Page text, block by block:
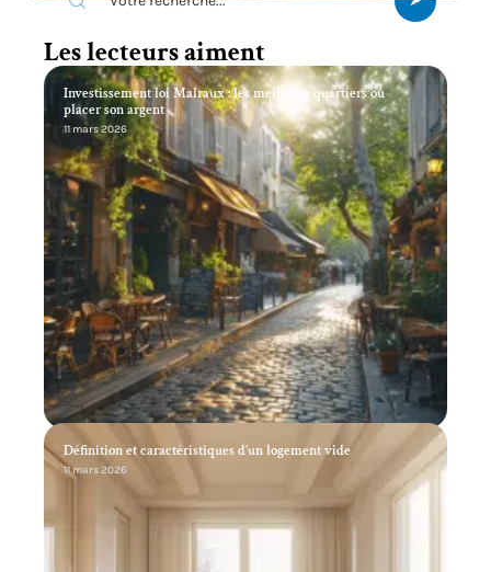
Les lecteurs aiment
Investissement loi Malraux : les meilleurs quartiers où
placer son argent
11 mars 2026
Définition et caractéristiques d’un logement vide
11 mars 2026